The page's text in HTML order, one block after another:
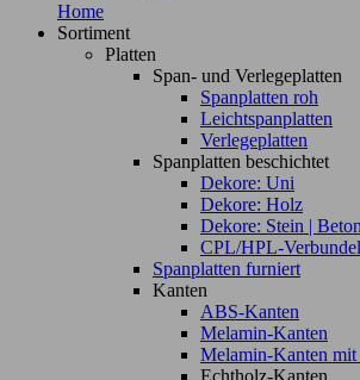
Home
Sortiment
Platten
Span- und Verlegeplatten
Spanplatten roh
Leichtspanplatten
Verlegeplatten
Spanplatten beschichtet
Dekore: Uni
Dekore: Holz
Dekore: Stein |
CPL/HPL-
Spanplatten furniert
Kanten
ABS-Kanten
Melamin-Kanten
Melamin-Kanten mit